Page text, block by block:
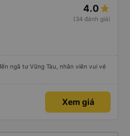
4.0
(34 đánh giá)
ngã tư Vũng Tàu, nhân viên vui vẻ
Xem giá